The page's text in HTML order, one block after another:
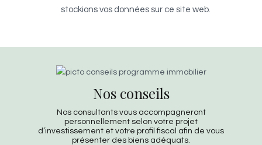
stockions vos données sur ce site web.
Nos conseils
Nos consultants vous accompagneront
personnellement selon votre projet
d’investissement et votre profil fiscal afin de vous
présenter des biens adéquats.